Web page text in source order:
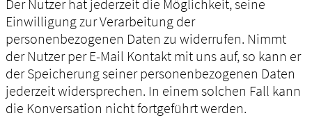
Der Nutzer hat jederzeit die Möglichkeit, seine
Einwilligung zur Verarbeitung der
personenbezogenen Daten zu widerrufen. Nimmt
der Nutzer per E-Mail Kontakt mit uns auf, so kann er
der Speicherung seiner personenbezogenen Daten
jederzeit widersprechen. In einem solchen Fall kann
die Konversation nicht fortgeführt werden.